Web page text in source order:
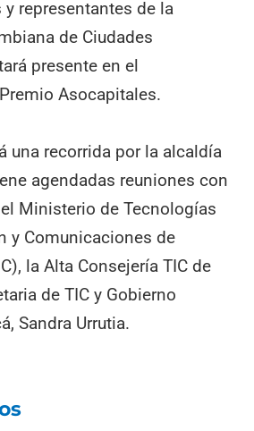
representantes de la
de Ciudades
presente en el
Asocapitales.
una recorrida por la alcaldía
agendadas reuniones con
Ministerio de Tecnologías
y Comunicaciones de
la Alta Consejería TIC de
de TIC y Gobierno
Sandra Urrutia.